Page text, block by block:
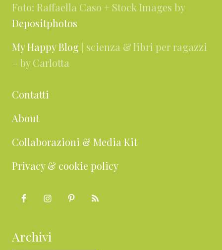
Foto: Raffaella Caso + Stock Images by
Depositphotos
My Happy Blog | scienza & libri per ragazzi
– by Carlotta
Contatti
About
Collaborazioni & Media Kit
Privacy & cookie policy
Archivi